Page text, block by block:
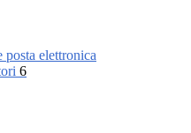
posta elettronica
6